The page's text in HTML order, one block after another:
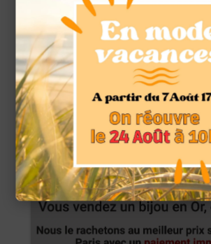
mystique est très populaire dans la
Etant donné qu’elle est souvent
pierre topaze de laboratoire ou
tons de pierres de topaze mystique
augmentent sa popularité.